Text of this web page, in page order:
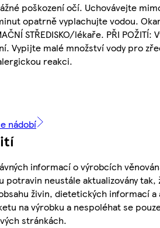
poškození očí. Uchovávejte
opatrně vyplachujte vodou.
STŘEDISKO/lékaře. PŘI
Vypijte malé množství vody pro
reakci.
nádobí
informací o výrobcích
potravin neustále aktualizovány tak,
živin, dietetických informací a
na výrobku a nespoléhat se
stránkách.